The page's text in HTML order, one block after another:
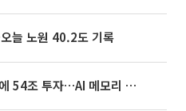
늘 노원 40.2도 기록
SK하이닉스, 용인·청주에 54조 투자…AI 메모리 생산기지 키운다